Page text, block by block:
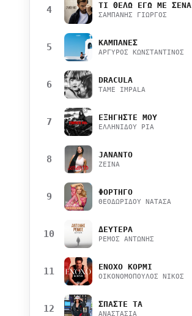
4 ΤΙ ΘΕΛΩ ΕΓΩ ΜΕ ΣΕΝΑ
ΣΑΜΠΑΝΗΣ ΓΙΩΡΓΟΣ
5 ΚΑΜΠΑΝΕΣ
ΑΡΓΥΡΟΣ ΚΩΝΣΤΑΝΤΙΝΟΣ
6 DRACULA
TAME IMPALA
7 ΕΞΗΓΗΣΤΕ ΜΟΥ
ΕΛΛΗΝΙΔΟΥ ΡΙΑ
8 JANANTO
ZEINA
9 ΦΟΡΤΗΓΟ
ΘΕΟΔΩΡΙΔΟΥ ΝΑΤΑΣΑ
10 ΔΕΥΤΕΡΑ
ΡΕΜΟΣ ΑΝΤΩΝΗΣ
11 ΕΝΟΧΟ ΚΟΡΜΙ
ΟΙΚΟΝΟΜΟΠΟΥΛΟΣ ΝΙΚΟΣ
12 ΣΠΑΣΤΕ ΤΑ
ΑΝΑΣΤΑΣΙΑ